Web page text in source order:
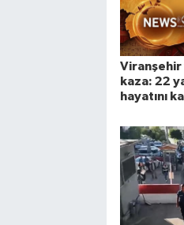
Viranşehir
kaza: 22
hayatını